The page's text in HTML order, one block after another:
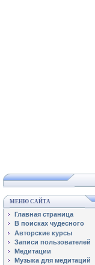
МЕНЮ САЙТА
Главная страница
В поисках чудесного
Авторские курсы
Записи пользователей
Медитации
Музыка для медитаций